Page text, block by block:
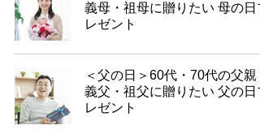
義母・祖母に贈りたい 母の日
レゼント
＜父の日＞60代・70代の父親
義父・祖父に贈りたい 父の日
レゼント